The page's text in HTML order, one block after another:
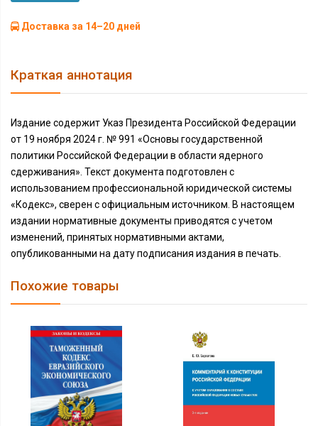
Доставка за 14–20 дней
Краткая аннотация
Издание содержит Указ Президента Российской Федерации
от 19 ноября 2024 г. № 991 «Основы государственной
политики Российской Федерации в области ядерного
сдерживания». Текст документа подготовлен с
использованием профессиональной юридической системы
«Кодекс», сверен с официальным источником. В настоящем
издании нормативные документы приводятся с учетом
изменений, принятых нормативными актами,
опубликованными на дату подписания издания в печать.
Похожие товары